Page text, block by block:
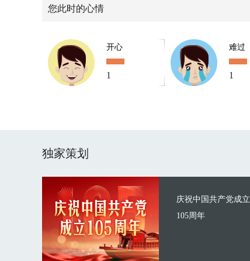
您此时的心情
开心
1
难过
1
独家策划
庆祝中国共产党成立
105周年